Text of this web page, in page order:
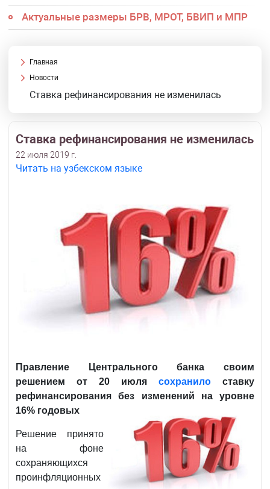
Актуальные размеры БРВ, МРОТ, БВИП и МПР
Главная
Новости
Cтавка рефинансирования не изменилась
Cтавка рефинансирования не изменилась
22 июля 2019 г.
Читать на узбекском языке
Правление Центрального банка своим
решением от 20 июля сохранило ставку
рефинансирования без изменений на уровне
16% годовых
Решение принято
на фоне
сохраняющихся
проинфляционных